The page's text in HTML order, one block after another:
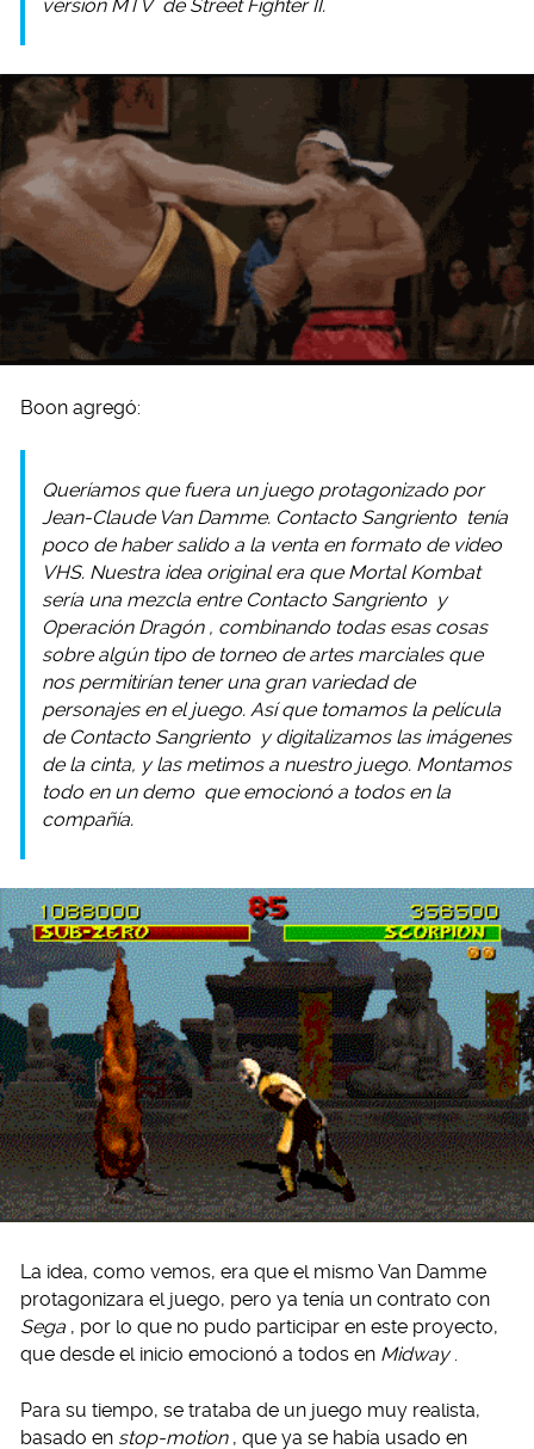
versión MTV de Street Fighter II.
Boon agregó:
Queríamos que fuera un juego protagonizado por
Jean-Claude Van Damme. Contacto Sangriento tenía
poco de haber salido a la venta en formato de video
VHS. Nuestra idea original era que Mortal Kombat
sería una mezcla entre Contacto Sangriento y
Operación Dragón , combinando todas esas cosas
sobre algún tipo de torneo de artes marciales que
nos permitirían tener una gran variedad de
personajes en el juego. Así que tomamos la película
de Contacto Sangriento y digitalizamos las imágenes
de la cinta, y las metimos a nuestro juego. Montamos
todo en un demo que emocionó a todos en la
compañía.
La idea, como vemos, era que el mismo Van Damme
protagonizara el juego, pero ya tenía un contrato con
Sega , por lo que no pudo participar en este proyecto,
que desde el inicio emocionó a todos en Midway .
Para su tiempo, se trataba de un juego muy realista,
basado en stop-motion , que ya se había usado en